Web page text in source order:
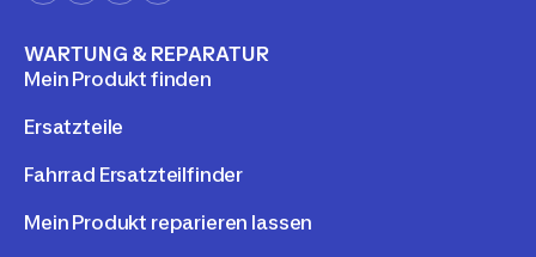
WARTUNG & REPARATUR
Mein Produkt finden
Ersatzteile
Fahrrad Ersatzteilfinder
Mein Produkt reparieren lassen